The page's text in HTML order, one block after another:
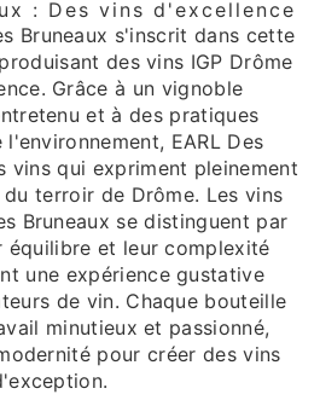
: Des vins d'excellence
Bruneaux s'inscrit dans cette
des vins IGP Drôme
Grâce à un vignoble
et à des pratiques
EARL Des
vins qui expriment pleinement
terroir de Drôme. Les vins
Bruneaux se distinguent par
équilibre et leur complexité
une expérience gustative
de vin. Chaque bouteille
minutieux et passionné,
pour créer des vins